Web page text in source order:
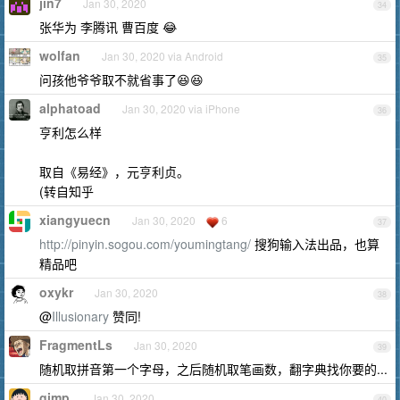
34
Jan 30, 2020
张华为 李腾讯 曹百度 😂
35
wolfan Jan 30, 2020 via Android
问孩他爷爷取不就省事了😆😆
36
alphatoad Jan 30, 2020 via iPhone
亨利怎么样
取自《易经》，元亨利贞。
(转自知乎
37
xiangyuecn Jan 30, 2020 6
http://pinyin.sogou.com/youmingtang/ 搜狗输入法出品，也算
精品吧
38
oxykr Jan 30, 2020
@Illusionary 赞同!
39
FragmentLs Jan 30, 2020
随机取拼音第一个字母，之后随机取笔画数，翻字典找你要的...